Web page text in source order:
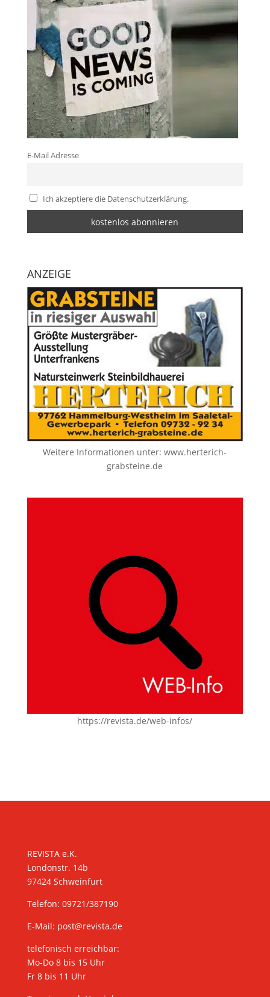
E-Mail Adresse
Ich akzeptiere die Datenschutzerklärung.
ANZEIGE
Weitere Informationen unter:www.herterich-
grabsteine.de
https://revista.de/web-infos/
REVISTA e.K.
Londonstr. 14b
97424 Schweinfurt
Telefon: 09721/387190
E-Mail: post@revista.de
telefonisch erreichbar:
Mo-Do 8 bis 15 Uhr
Fr 8 bis 11 Uhr